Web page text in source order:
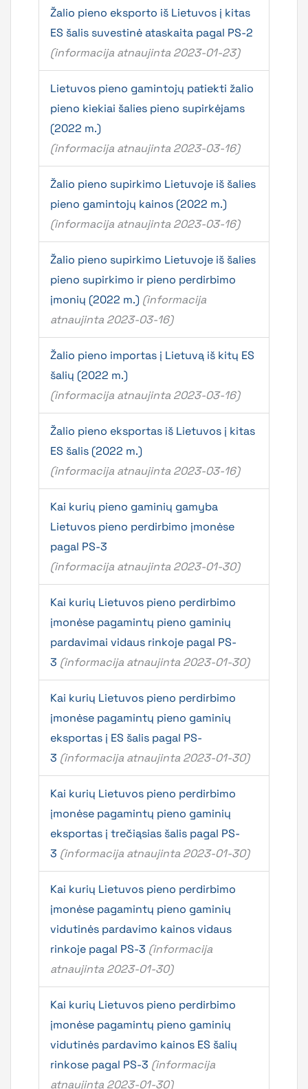
Žalio pieno eksporto iš Lietuvos į kitas
ES šalis suvestinė ataskaita pagal PS-2
(informacija atnaujinta 2023-01-23)
Lietuvos pieno gamintojų patiekti žalio
pieno kiekiai šalies pieno supirkėjams
(2022 m.)
(informacija atnaujinta 2023-03-16)
Žalio pieno supirkimo Lietuvoje iš šalies
pieno gamintojų kainos (2022 m.)
(informacija atnaujinta 2023-03-16)
Žalio pieno supirkimo Lietuvoje iš šalies
pieno supirkimo ir pieno perdirbimo
įmonių (2022 m.) (informacija
atnaujinta 2023-03-16)
Žalio pieno importas į Lietuvą iš kitų ES
šalių (2022 m.)
(informacija atnaujinta 2023-03-16)
Žalio pieno eksportas iš Lietuvos į kitas
ES šalis (2022 m.)
(informacija atnaujinta 2023-03-16)
Kai kurių pieno gaminių gamyba
Lietuvos pieno perdirbimo įmonėse
pagal PS-3
(informacija atnaujinta 2023-01-30)
Kai kurių Lietuvos pieno perdirbimo
įmonėse pagamintų pieno gaminių
pardavimai vidaus rinkoje pagal PS-
3 (informacija atnaujinta 2023-01-30)
Kai kurių Lietuvos pieno perdirbimo
įmonėse pagamintų pieno gaminių
eksportas į ES šalis pagal PS-
3 (informacija atnaujinta 2023-01-30)
Kai kurių Lietuvos pieno perdirbimo
įmonėse pagamintų pieno gaminių
eksportas į trečiąsias šalis pagal PS-
3 (informacija atnaujinta 2023-01-30)
Kai kurių Lietuvos pieno perdirbimo
įmonėse pagamintų pieno gaminių
vidutinės pardavimo kainos vidaus
rinkoje pagal PS-3 (informacija
atnaujinta 2023-01-30)
Kai kurių Lietuvos pieno perdirbimo
įmonėse pagamintų pieno gaminių
vidutinės pardavimo kainos ES šalių
rinkose pagal PS-3 (informacija
atnaujinta 2023-01-30)